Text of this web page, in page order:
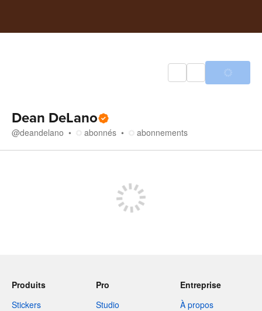
Dean DeLano
@deandelano abonnés abonnements
Produits
Stickers
Pro
Studio
Entreprise
À propos